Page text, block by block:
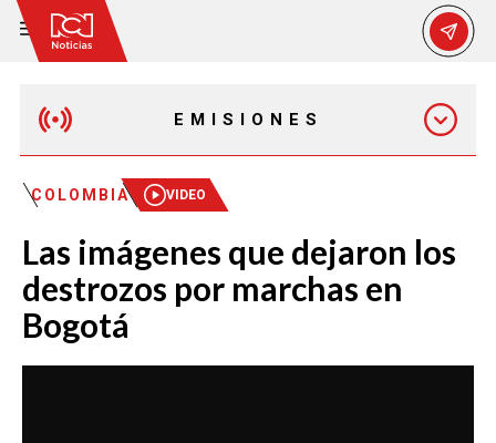
EMISIONES
EMISIÓN 12:30 PM
EMISIÓN 7:00 PM
COLOMBIA VIDEO
Las imágenes que dejaron los
destrozos por marchas en
Bogotá